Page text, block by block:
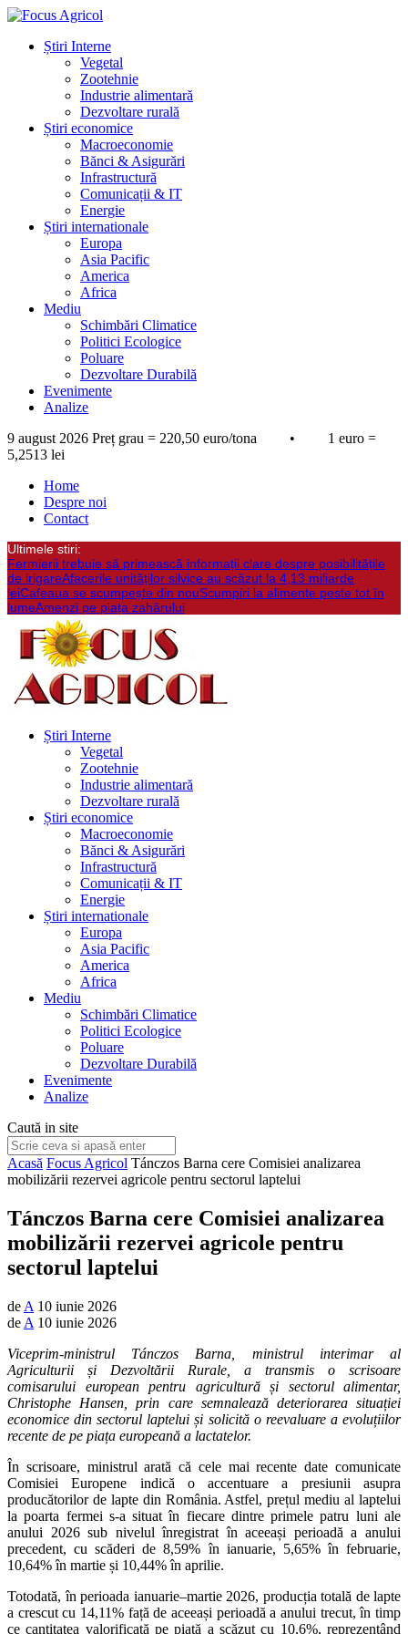
Știri Interne
Vegetal
Zootehnie
Industrie alimentară
Dezvoltare rurală
Știri economice
Macroeconomie
Bănci & Asigurări
Infrastructură
Comunicații & IT
Energie
Știri internationale
Europa
Asia Pacific
America
Africa
Mediu
Schimbări Climatice
Politici Ecologice
Poluare
Dezvoltare Durabilă
Evenimente
Analize
9 august 2026 Preț grau = 220,50 euro/tona • 1 euro =
5,2513 lei
Home
Despre noi
Contact
Ultimele stiri:
Fermierii trebuie să primească informații clare despre posibilitățile
de irigareAfacerile unităților silvice au scăzut la 4,13 miliarde
leiCafeaua se scumpește din nouScumpiri la alimente peste tot în
lumeAmenzi pe piața zahărului
Știri Interne
Vegetal
Zootehnie
Industrie alimentară
Dezvoltare rurală
Știri economice
Macroeconomie
Bănci & Asigurări
Infrastructură
Comunicații & IT
Energie
Știri internationale
Europa
Asia Pacific
America
Africa
Mediu
Schimbări Climatice
Politici Ecologice
Poluare
Dezvoltare Durabilă
Evenimente
Analize
Caută in site
Acasă Focus Agricol Tánczos Barna cere Comisiei analizarea
mobilizării rezervei agricole pentru sectorul laptelui
Tánczos Barna cere Comisiei analizarea
mobilizării rezervei agricole pentru
sectorul laptelui
de A 10 iunie 2026
de A 10 iunie 2026
Viceprim-ministrul Tánczos Barna, ministrul interimar al
Agriculturii și Dezvoltării Rurale, a transmis o scrisoare
comisarului european pentru agricultură și sectorul alimentar,
Christophe Hansen, prin care semnalează deteriorarea situației
economice din sectorul laptelui și solicită o reevaluare a evoluțiilor
recente de pe piața europeană a lactatelor.
În scrisoare, ministrul arată că cele mai recente date comunicate
Comisiei Europene indică o accentuare a presiunii asupra
producătorilor de lapte din România. Astfel, prețul mediu al laptelui
la poarta fermei s-a situat în fiecare dintre primele patru luni ale
anului 2026 sub nivelul înregistrat în aceeași perioadă a anului
precedent, cu scăderi de 8,59% în ianuarie, 5,65% în februarie,
10,64% în martie și 10,44% în aprilie.
Totodată, în perioada ianuarie–martie 2026, producția totală de lapte
a crescut cu 14,11% față de aceeași perioadă a anului trecut, în timp
ce cantitatea valorificată pe piață a scăzut cu 10,6%, reprezentând